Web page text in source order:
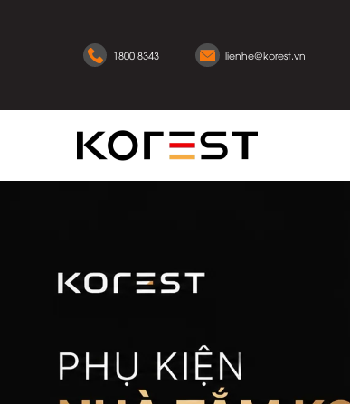
1800 8343 lienhe@korest.vn